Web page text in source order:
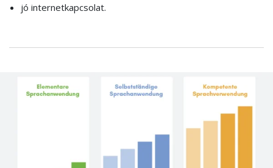
jó internetkapcsolat.